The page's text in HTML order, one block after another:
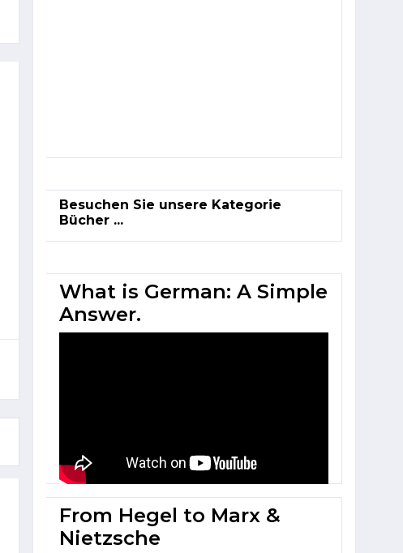
Besuchen Sie unsere Kategorie
Bücher ...
What is German: A Simple
Answer.
From Hegel to Marx &
Nietzsche